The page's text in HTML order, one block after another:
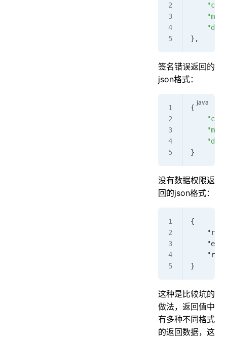
} ,
签名错误返回的
json格式：
{
}
没有数据权限返
回的json格式：
{
}
这种是比较坑的
做法，返回值中
有多种不同格式
的返回数据，这